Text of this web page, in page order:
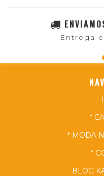
Entrega
*
* MODA
*
BLOG